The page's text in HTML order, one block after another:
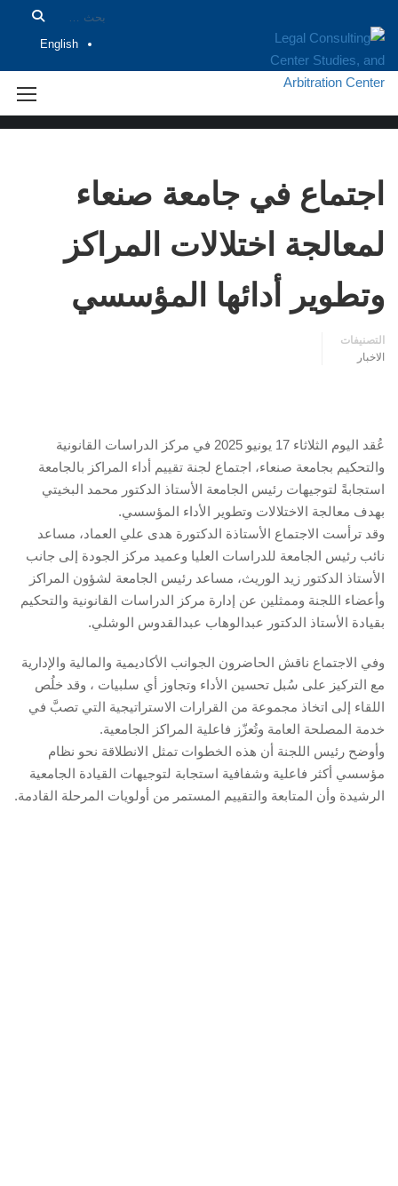
English
الاخبار
اجتماع في جامعة صنعاء
لمعالجة اختلالات المراكز
وتطوير أدائها المؤسسي
التصنيفات
الاخبار
عُقد اليوم الثلاثاء 17 يونيو 2025 في مركز الدراسات القانونية
والتحكيم بجامعة صنعاء، اجتماع لجنة تقييم أداء المراكز بالجامعة
استجابةً لتوجيهات رئيس الجامعة الأستاذ الدكتور محمد البخيتي
بهدف معالجة الاختلالات وتطوير الأداء المؤسسي.
وقد ترأست الاجتماع الأستاذة الدكتورة هدى علي العماد، مساعد
نائب رئيس الجامعة للدراسات العليا وعميد مركز الجودة إلى جانب
الأستاذ الدكتور زيد الوريث، مساعد رئيس الجامعة لشؤون المراكز
وأعضاء اللجنة وممثلين عن إدارة مركز الدراسات القانونية والتحكيم
بقيادة الأستاذ الدكتور عبدالوهاب عبدالقدوس الوشلي.
وفي الاجتماع ناقش الحاضرون الجوانب الأكاديمية والمالية والإدارية
مع التركيز على سُبل تحسين الأداء وتجاوز أي سلبيات ، وقد خلُص
اللقاء إلى اتخاذ مجموعة من القرارات الاستراتيجية التي تصبَّ في
خدمة المصلحة العامة وتُعزّز فاعلية المراكز الجامعية.
وأوضح رئيس اللجنة أن هذه الخطوات تمثل الانطلاقة نحو نظام
مؤسسي أكثر فاعلية وشفافية استجابة لتوجيهات القيادة الجامعية
الرشيدة وأن المتابعة والتقييم المستمر من أولويات المرحلة القادمة.